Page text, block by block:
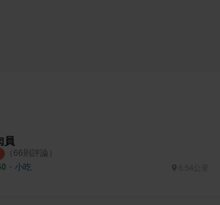
員
（ 66則評論）
・ 小吃 6.54公里